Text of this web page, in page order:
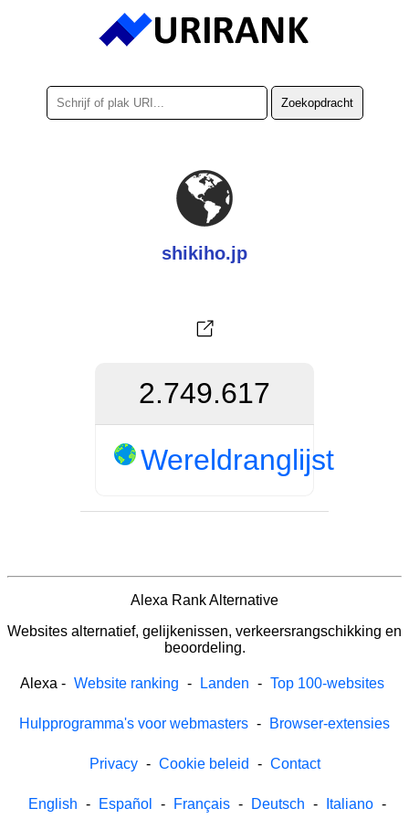
shikiho.jp
2.749.617
Wereldranglijst
Alexa Rank Alternative
Websites alternatief, gelijkenissen, verkeersrangschikking en
beoordeling.
Alexa - Website ranking - Landen - Top 100-websites
Hulpprogramma's voor webmasters - Browser-extensies
Privacy - Cookie beleid - Contact
English - Español - Français - Deutsch - Italiano -